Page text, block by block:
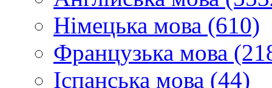
Німецька мова (610)
Французька мова
Іспанська мова (44)